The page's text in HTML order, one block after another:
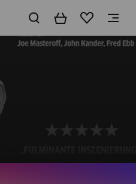
WarenkorbMerkliste